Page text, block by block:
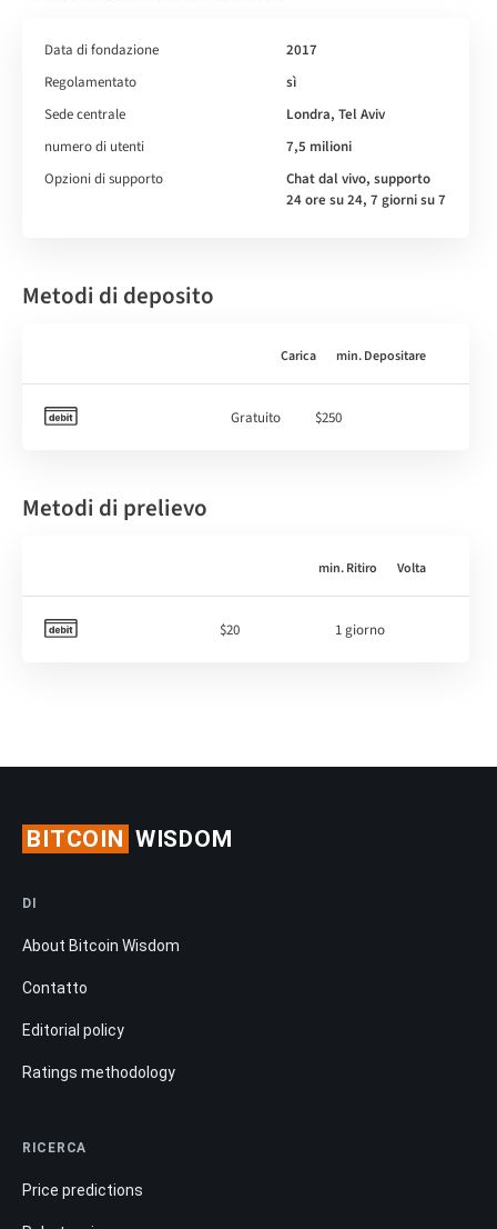
Data di fondazione
2017
Regolamentato
sì
Sede centrale
Londra, Tel Aviv
numero di utenti
7,5 milioni
Opzioni di supporto
Chat dal vivo, supporto
24 ore su 24, 7 giorni su 7
Metodi di deposito
Carica min. Depositare
Gratuito $250
Metodi di prelievo
min. Ritiro Volta
$20 1 giorno
BITCOIN WISDOM
DI
About Bitcoin Wisdom
Contatto
Editorial policy
Ratings methodology
RICERCA
Price predictions